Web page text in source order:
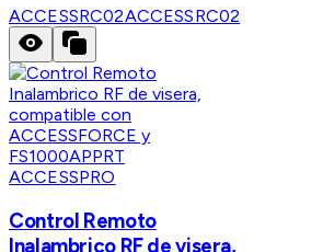
ACCESSRC02ACCESSRC02
ACCESSPRO
Control Remoto
Inalambrico RF de visera,